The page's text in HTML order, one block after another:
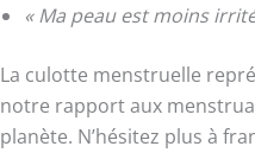
« Ma peau est moins
La culotte menstruelle
notre rapport aux
planète. N’hésitez plus à